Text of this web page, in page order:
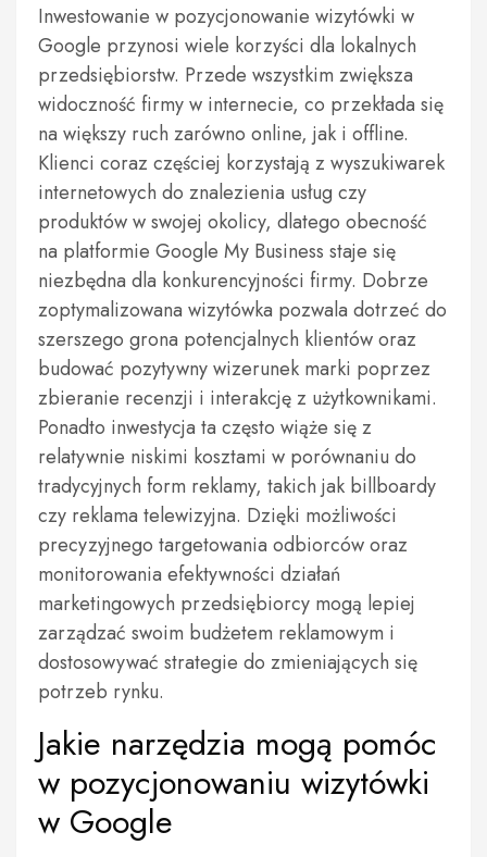
Inwestowanie w pozycjonowanie wizytówki w
Google przynosi wiele korzyści dla lokalnych
przedsiębiorstw. Przede wszystkim zwiększa
widoczność firmy w internecie, co przekłada się
na większy ruch zarówno online, jak i offline.
Klienci coraz częściej korzystają z wyszukiwarek
internetowych do znalezienia usług czy
produktów w swojej okolicy, dlatego obecność
na platformie Google My Business staje się
niezbędna dla konkurencyjności firmy. Dobrze
zoptymalizowana wizytówka pozwala dotrzeć do
szerszego grona potencjalnych klientów oraz
budować pozytywny wizerunek marki poprzez
zbieranie recenzji i interakcję z użytkownikami.
Ponadto inwestycja ta często wiąże się z
relatywnie niskimi kosztami w porównaniu do
tradycyjnych form reklamy, takich jak billboardy
czy reklama telewizyjna. Dzięki możliwości
precyzyjnego targetowania odbiorców oraz
monitorowania efektywności działań
marketingowych przedsiębiorcy mogą lepiej
zarządzać swoim budżetem reklamowym i
dostosowywać strategie do zmieniających się
potrzeb rynku.
Jakie narzędzia mogą pomóc
w pozycjonowaniu wizytówki
w Google